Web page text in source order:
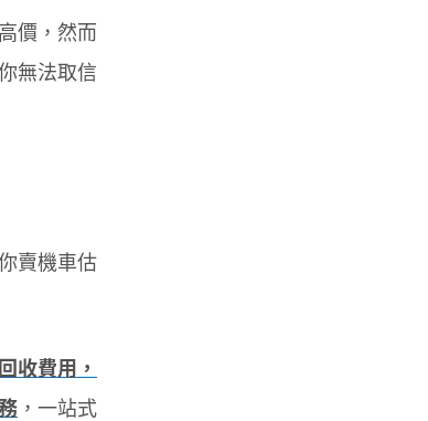
價，然而
無法取信
賣機車估
收費用，
，一站式